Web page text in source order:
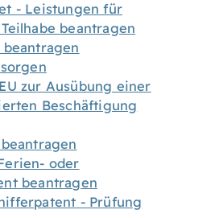
- Leistungen für
beantragen
zur Ausübung einer
Beschäftigung
oder
beantragen
- Prüfung